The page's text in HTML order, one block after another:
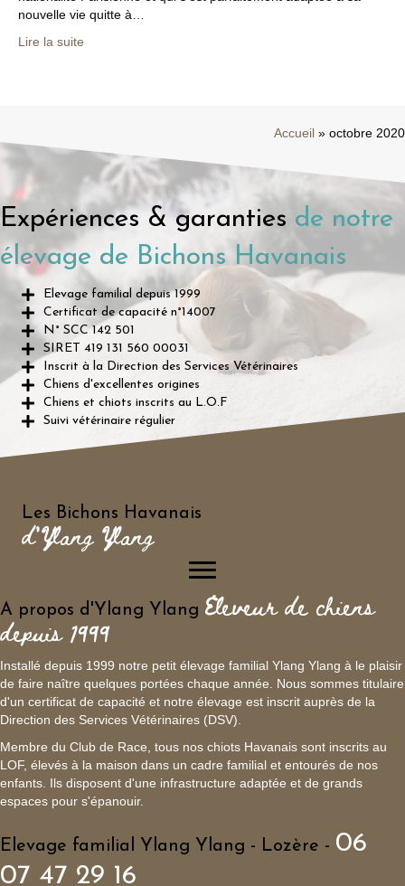
nouvelle vie quitte à…
Lire la suite
Accueil » octobre 2020
Expériences & garanties de notre
élevage de Bichons Havanais
Elevage familial depuis 1999
Certificat de capacité n°14007
N° SCC 142 501
SIRET 419 131 560 00031
Inscrit à la Direction des Services Vétérinaires
Chiens d'excellentes origines
Chiens et chiots inscrits au L.O.F
Suivi vétérinaire régulier
Les Bichons Havanais
d'Ylang Ylang
A propos d'Ylang Ylang Eleveur de chiens
depuis 1999
Installé depuis 1999 notre petit élevage familial Ylang Ylang à le plaisir
de faire naître quelques portées chaque année. Nous sommes titulaire
d'un certificat de capacité et notre élevage est inscrit auprès de la
Direction des Services Vétérinaires (DSV).
Membre du Club de Race, tous nos chiots Havanais sont inscrits au
LOF, élevés à la maison dans un cadre familial et entourés de nos
enfants. Ils disposent d'une infrastructure adaptée et de grands
espaces pour s'épanouir.
Elevage familial Ylang Ylang - Lozère - 06
07 47 29 16